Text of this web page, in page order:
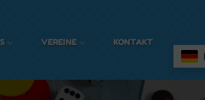
VEREINE KONTAKT